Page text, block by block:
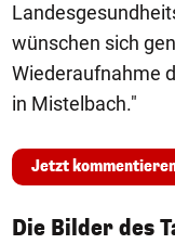
wünschen sich
Wiederaufnahme
in Mistelbach."
Jetzt
Die Bilder des
1/50